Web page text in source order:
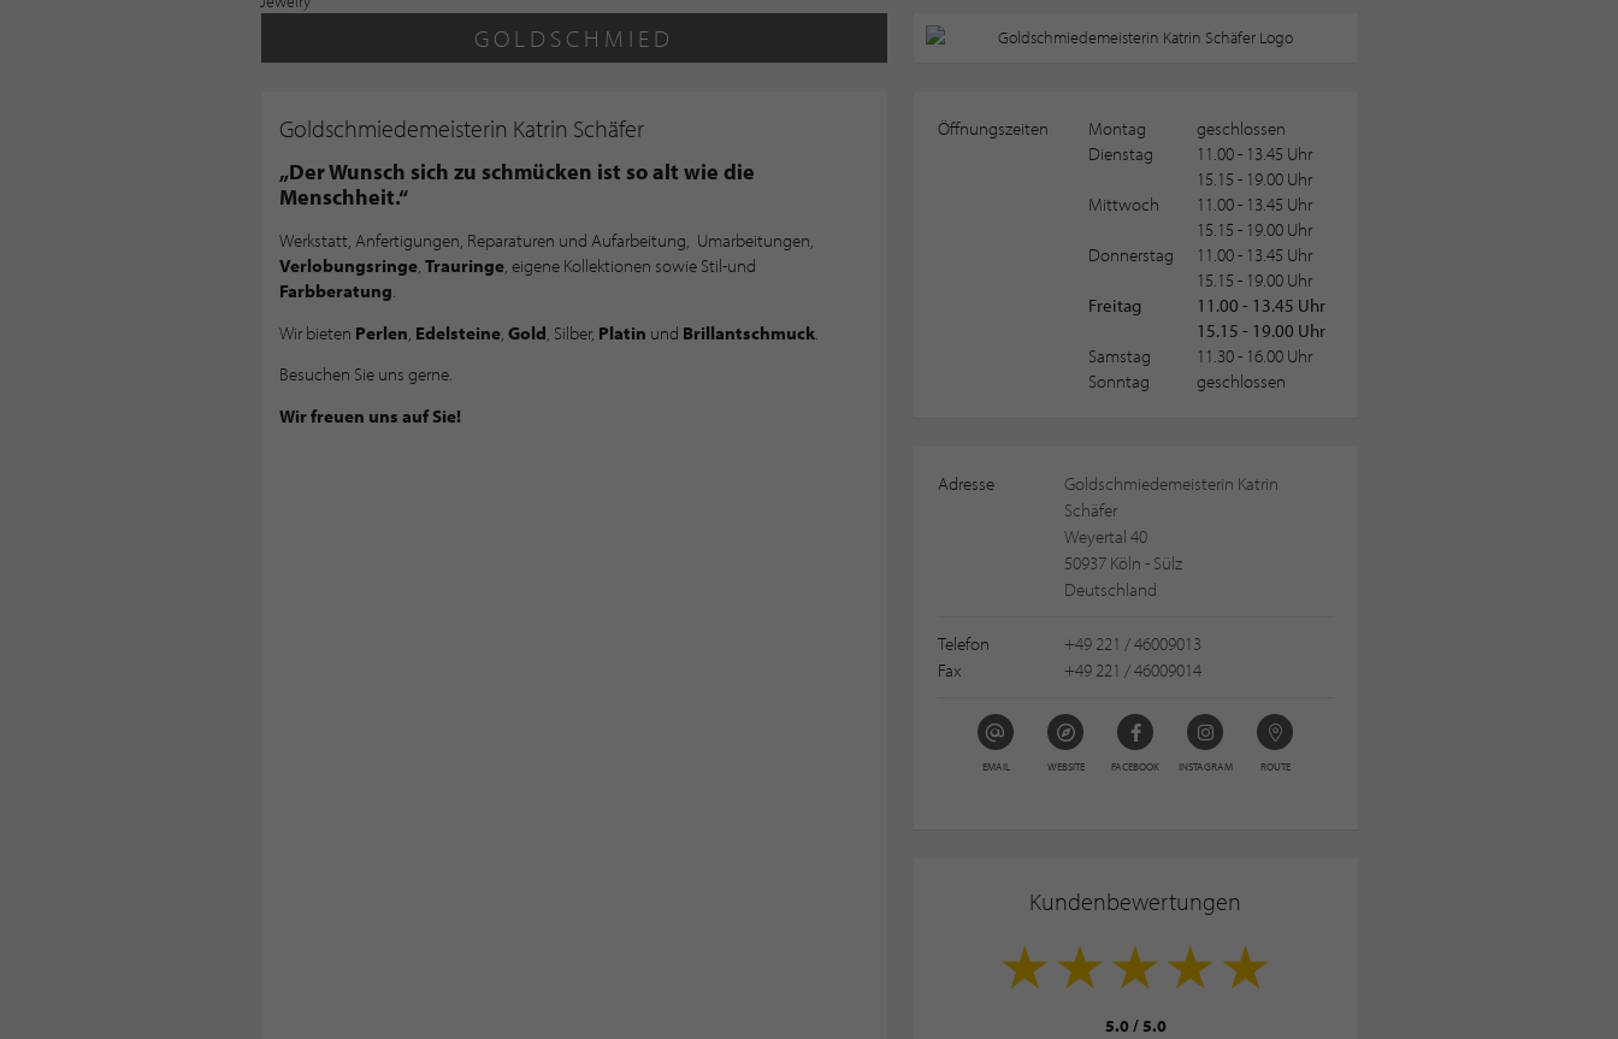
GOLDSCHMIED
Goldschmiedemeisterin Katrin Schäfer
„Der Wunsch sich zu schmücken ist so alt wie die
Menschheit.“
Werkstatt, Anfertigungen, Reparaturen und Aufarbeitung, Umarbeitungen,
Verlobungsringe, Trauringe, eigene Kollektionen sowie Stil-und
Farbberatung.
Wir bieten Perlen Edelsteine, Gold , Silber, Platin und Brillantschmuck.
Besuchen Sie uns gerne.
Wir freuen uns auf Sie!
Öffnungszeiten Montag
geschlossen
Dienstag
11.00 - 13.45 Uhr
15.15 - 19.00 Uhr
Mittwoch
11.00 - 13.45 Uhr
15.15 - 19.00 Uhr
Donnerstag
11.00 - 13.45 Uhr
15.15 - 19.00 Uhr
Freitag
11.00 - 13.45 Uhr
15.15 - 19.00 Uhr
Samstag
11.30 - 16.00 Uhr
Sonntag
geschlossen
Adresse
Goldschmiedemeisterin Katrin
Schäfer
Weyertal 40
50937 Köln - Sülz
Deutschland
Telefon
Fax
+49 221 / 46009013
+49 221 / 46009014
EMAIL WEBSITE FACEBOOK INSTAGRAM ROUTE
Kundenbewertungen
5.0/ 5.0